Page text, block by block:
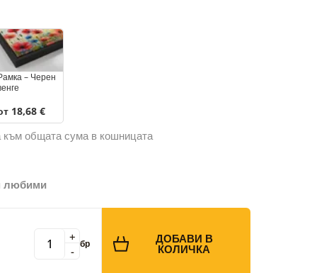
– Черен
18,68 €
общата сума в кошницата
любими
-
+ бр ДОБАВИ В
КОЛИЧКА